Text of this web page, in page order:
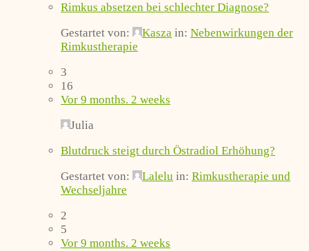
Rimkus absetzen bei schlechter Diagnose?
Gestartet von:
Kasza in: Nebenwirkungen der
Rimkustherapie
3
16
Vor 9 months. 2 weeks
Julia
Blutdruck steigt durch Östradiol Erhöhung?
Gestartet von:
Lalelu in: Rimkustherapie und
Wechseljahre
2
5
Vor 9 months. 2 weeks